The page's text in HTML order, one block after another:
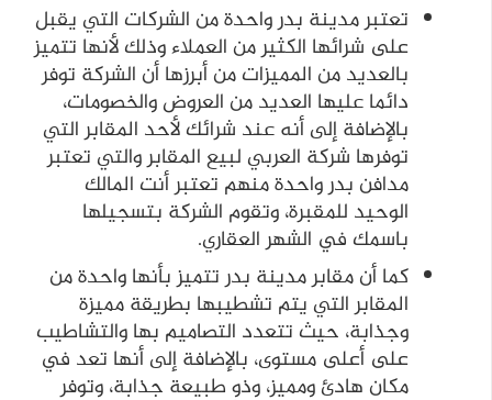
تعتبر مدينة بدر واحدة من الشركات التي يقبل
على شرائها الكثير من العملاء وذلك لأنها تتميز
بالعديد من المميزات من أبرزها أن الشركة توفر
دائما عليها العديد من العروض والخصومات،
بالإضافة إلى أنه عند شرائك لأحد المقابر التي
توفرها شركة العربي لبيع المقابر والتي تعتبر
مدافن بدر واحدة منهم تعتبر أنت المالك
الوحيد للمقبرة، وتقوم الشركة بتسجيلها
باسمك في الشهر العقاري.
كما أن مقابر مدينة بدر تتميز بأنها واحدة من
المقابر التي يتم تشطيبها بطريقة مميزة
وجذابة، حيث تتعدد التصاميم بها والتشاطيب
على أعلى مستوى، بالإضافة إلى أنها تعد في
مكان هادئ ومميز، وذو طبيعة جذابة، وتوفر